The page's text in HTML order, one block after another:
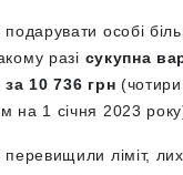
подарувати особі
разі сукупна
10 736 грн
на 1 січня 2023
ліміт,